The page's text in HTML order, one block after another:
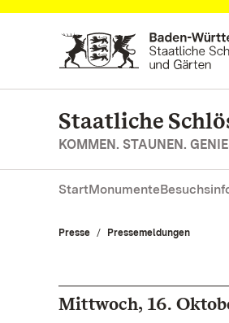
Zum Hauptinhalt springen
Staatliche
KOMMEN. STAUNEN.
StartMonumente
Presse Pressemeldungen
Mittwoch, 16.